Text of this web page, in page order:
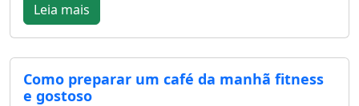
Leia mais
Como preparar um café da manhã fitness
e gostoso